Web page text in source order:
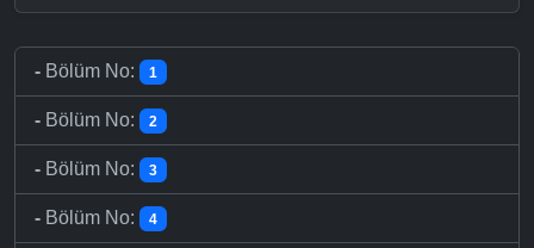
- Bölüm No: 1
- Bölüm No: 2
- Bölüm No: 3
- Bölüm No: 4